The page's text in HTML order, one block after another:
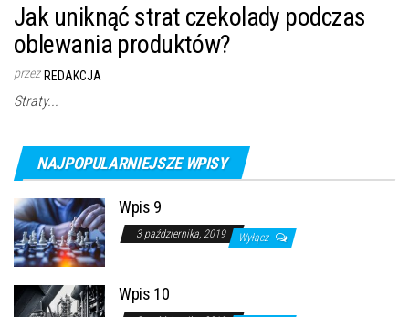
Jak uniknąć strat czekolady podczas
oblewania produktów?
przez REDAKCJA
Straty...
NAJPOPULARNIEJSZE WPISY
Wpis 9
3 października, 2019 Wyłącz
Wpis 10